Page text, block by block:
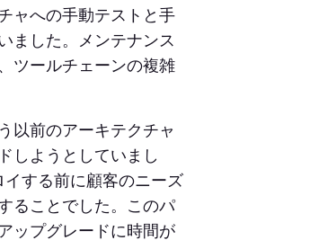
ャへの手動テストと手
ました。メンテナンス
ツールチェーンの複雑
以前のアーキテクチャ
しようとしていまし
する前に顧客のニーズ
ることでした。このパ
ップグレードに時間が